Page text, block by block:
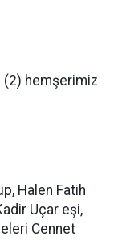
(2) hemşerimiz
Halen Fatih
Uçar eşi,
Cennet